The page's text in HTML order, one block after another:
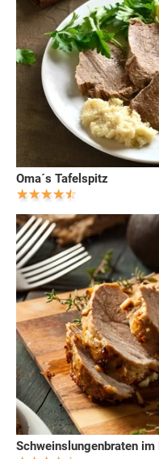
Oma´s Tafelspitz
Schweinslungenbraten im